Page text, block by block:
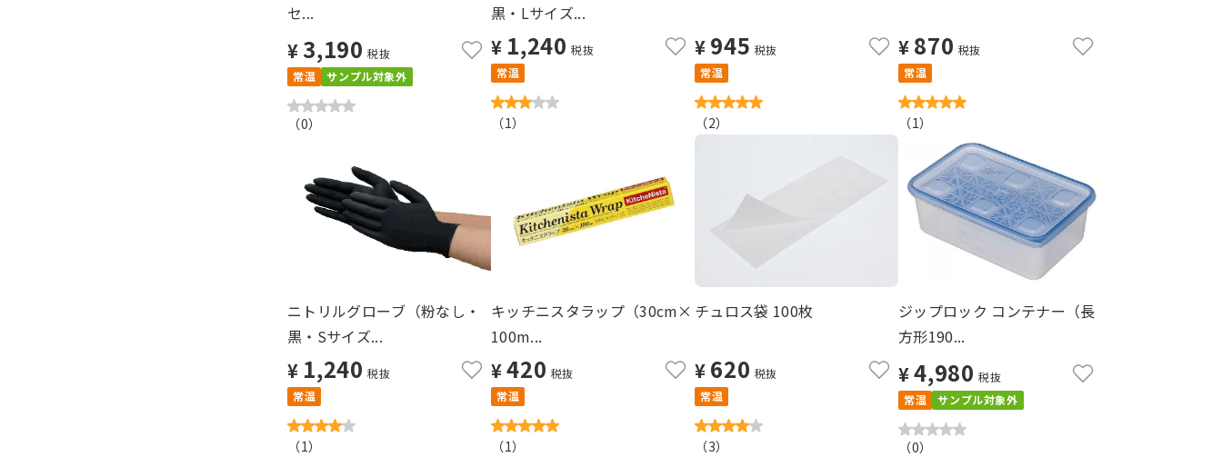
セ...
¥ 3,190 税抜
常温
サンプル対象外
（0）
黒・Lサイズ...
¥ 1,240 税抜
常温
（1）
¥ 945 税抜
常温
（2）
¥ 870 税抜
常温
（1）
ニトリルグローブ（粉なし・
黒・Sサイズ...
¥ 1,240 税抜
常温
（1）
キッチニスタラップ（30cm×
100m...
¥420 税抜
常温
（1）
チュロス袋 100枚
¥ 620 税抜
常温
（3）
ジップロック コンテナー（長
方形190...
¥4,980 税抜
常温
サンプル対象外
（0）